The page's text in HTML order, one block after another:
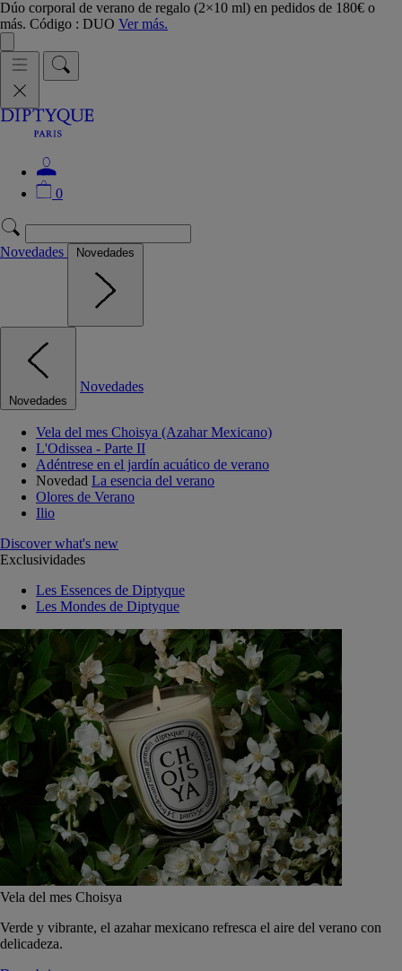
Dúo corporal de verano de regalo (2×10 ml) en pedidos de 180€ o
más. Código : DUO Ver más.
0
Novedades Novedades
Novedades
Novedades
Vela del mes Choisya (Azahar Mexicano)
L'Odissea - Parte II
Adéntrese en el jardín acuático de verano
Novedad La esencia del verano
Olores de Verano
Ilio
Discover what's new
Exclusividades
Les Essences de Diptyque
Les Mondes de Diptyque
Vela del mes Choisya
Verde y vibrante, el azahar mexicano refresca el aire del verano con
delicadeza.